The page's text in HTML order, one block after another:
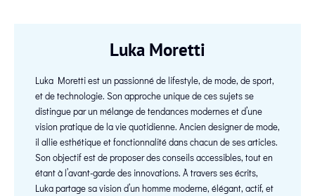
Luka Moretti
Luka Moretti est un passionné de lifestyle, de mode, de sport,
et de technologie. Son approche unique de ces sujets se
distingue par un mélange de tendances modernes et d’une
vision pratique de la vie quotidienne. Ancien designer de mode,
il allie esthétique et fonctionnalité dans chacun de ses articles.
Son objectif est de proposer des conseils accessibles, tout en
étant à l’avant-garde des innovations. À travers ses écrits,
Luka partage sa vision d’un homme moderne, élégant, actif, et